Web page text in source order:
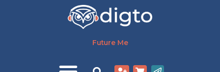
Future Me